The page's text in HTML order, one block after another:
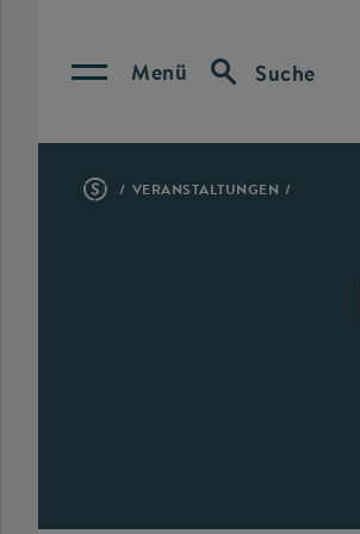
Menü Suche
VERANSTALTUNGEN